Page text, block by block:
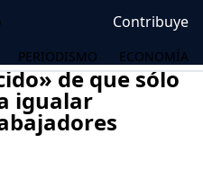
Contribuye
PERIODISMO ECONOMÍA
de que sólo
igualar